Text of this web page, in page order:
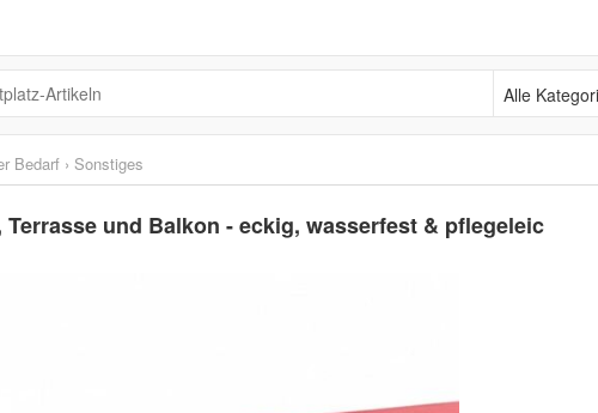
Alle Kategorien
Bedarf › Sonstiges
und Balkon - eckig, wasserfest & pflegeleic